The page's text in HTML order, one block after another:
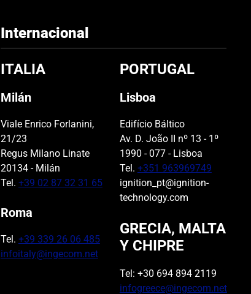
Internacional
ITALIA
Milán
Viale Enrico Forlanini,
21/23
Regus Milano Linate
20134 - Milán
Tel. +39 02 87 32 31 65
Roma
Tel. +39 339 26 06 485
infoitaly@ingecom.net
PORTUGAL
Lisboa
Edifício Báltico
Av. D. João II nº 13 - 1º
1990 - 077 - Lisboa
Tel. +351 963969749
ignition_pt@ignition-
technology.com
GRECIA, MALTA
Y CHIPRE
Tel: +30 694 894 2119
infogreece@ingecom.net